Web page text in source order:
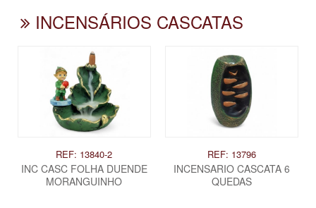
INCENSÁRIOS CASCATAS
REF: 13840-2
INC CASC FOLHA DUENDE
MORANGUINHO
REF: 13796
INCENSARIO CASCATA 6
QUEDAS